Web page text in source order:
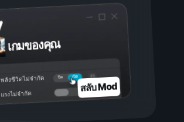
เกมของคุณ
เปิด
ปิด
พลังชีวิตไม่จำกัด
แรงไม่จำกัด สลับ Mod